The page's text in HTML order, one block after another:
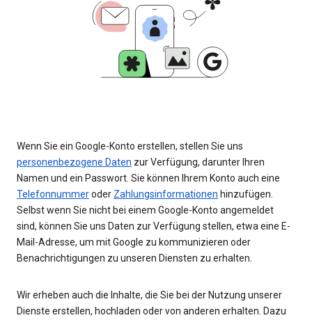
Wenn Sie ein Google-Konto erstellen, stellen Sie uns
personenbezogene Daten zur Verfügung, darunter Ihren
Namen und ein Passwort. Sie können Ihrem Konto auch eine
Telefonnummeroder Zahlungsinformationen hinzufügen.
Selbst wenn Sie nicht bei einem Google-Konto angemeldet
sind, können Sie uns Daten zur Verfügung stellen, etwa eine E-
Mail-Adresse, um mit Google zu kommunizieren oder
Benachrichtigungen zu unseren Diensten zu erhalten.
Wir erheben auch die Inhalte, die Sie bei der Nutzung unserer
Dienste erstellen, hochladen oder von anderen erhalten. Dazu